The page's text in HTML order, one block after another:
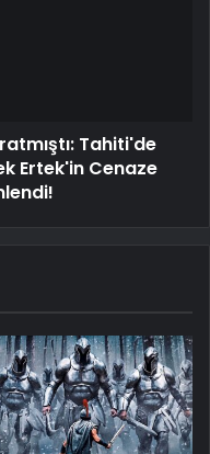
Tahiti'de
Ertek'in Cenaze